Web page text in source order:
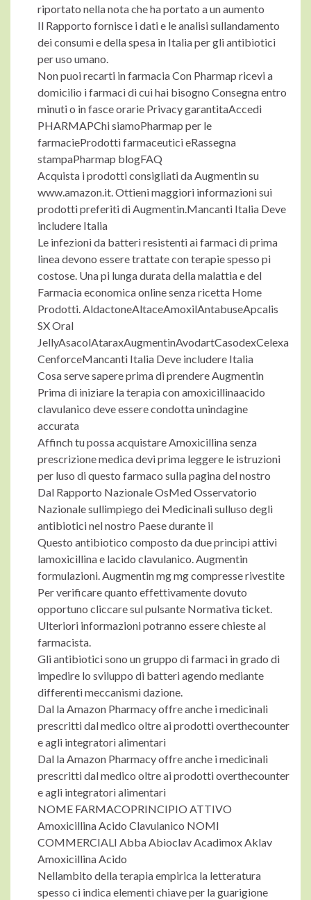
riportato nella nota che ha portato a un aumento
Il Rapporto fornisce i dati e le analisi sullandamento
dei consumi e della spesa in Italia per gli antibiotici
per uso umano.
Non puoi recarti in farmacia Con Pharmap ricevi a
domicilio i farmaci di cui hai bisogno Consegna entro
minuti o in fasce orarie Privacy garantitaAccedi
PHARMAPChi siamoPharmap per le
farmacieProdotti farmaceutici eRassegna
stampaPharmap blogFAQ
Acquista i prodotti consigliati da Augmentin su
www.amazon.it. Ottieni maggiori informazioni sui
prodotti preferiti di Augmentin.Mancanti Italia Deve
includere Italia
Le infezioni da batteri resistenti ai farmaci di prima
linea devono essere trattate con terapie spesso pi
costose. Una pi lunga durata della malattia e del
Farmacia economica online senza ricetta Home
Prodotti. AldactoneAltaceAmoxilAntabuseApcalis
SX Oral
JellyAsacolAtaraxAugmentinAvodartCasodexCelexa
CenforceMancanti Italia Deve includere Italia
Cosa serve sapere prima di prendere Augmentin
Prima di iniziare la terapia con amoxicillinaacido
clavulanico deve essere condotta unindagine
accurata
Affinch tu possa acquistare Amoxicillina senza
prescrizione medica devi prima leggere le istruzioni
per luso di questo farmaco sulla pagina del nostro
Dal Rapporto Nazionale OsMed Osservatorio
Nazionale sullimpiego dei Medicinali sulluso degli
antibiotici nel nostro Paese durante il
Questo antibiotico composto da due principi attivi
lamoxicillina e lacido clavulanico. Augmentin
formulazioni. Augmentin mg mg compresse rivestite
Per verificare quanto effettivamente dovuto
opportuno cliccare sul pulsante Normativa ticket.
Ulteriori informazioni potranno essere chieste al
farmacista.
Gli antibiotici sono un gruppo di farmaci in grado di
impedire lo sviluppo di batteri agendo mediante
differenti meccanismi dazione.
Dal la Amazon Pharmacy offre anche i medicinali
prescritti dal medico oltre ai prodotti overthecounter
e agli integratori alimentari
Dal la Amazon Pharmacy offre anche i medicinali
prescritti dal medico oltre ai prodotti overthecounter
e agli integratori alimentari
NOME FARMACOPRINCIPIO ATTIVO
Amoxicillina Acido Clavulanico NOMI
COMMERCIALI Abba Abioclav Acadimox Aklav
Amoxicillina Acido
Nellambito della terapia empirica la letteratura
spesso ci indica elementi chiave per la guarigione